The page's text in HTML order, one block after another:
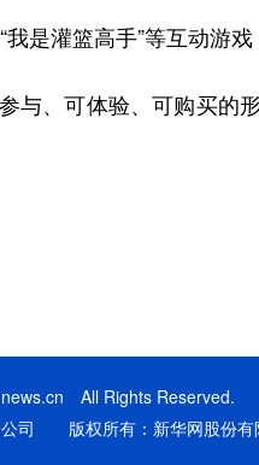
灌篮高手”等互动游戏
、可体验、可购买的
All Rights Reserved.
公司 版权所有：新华网股份有